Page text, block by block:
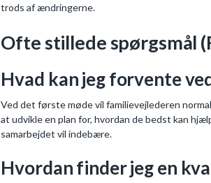
trods af ændringerne.
Ofte stillede spørgsmål
Hvad kan jeg forvente
Ved det første møde vil familievejlederen
at udvikle en plan for, hvordan de bedst kan
samarbejdet vil indebære.
Hvordan finder jeg en